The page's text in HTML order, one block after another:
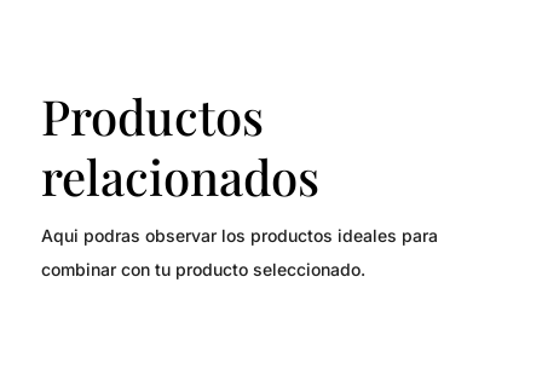
Productos
relacionados
Aqui podras observar los productos ideales para
combinar con tu producto seleccionado.